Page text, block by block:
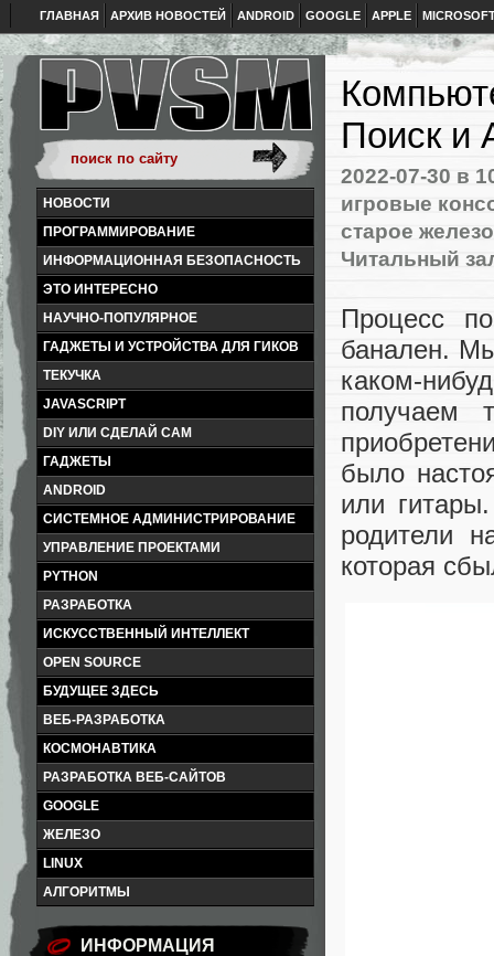
ГЛАВНАЯ АРХИВ НОВОСТЕЙ ANDROID GOOGLE APPLE
НОВОСТИ
ПРОГРАММИРОВАНИЕ
ИНФОРМАЦИОННАЯ БЕЗОПАСНОСТЬ
ЭТО ИНТЕРЕСНО
НАУЧНО-ПОПУЛЯРНОЕ
ГАДЖЕТЫ И УСТРОЙСТВА ДЛЯ ГИКОВ
ТЕКУЧКА
JAVASCRIPT
DIY ИЛИ СДЕЛАЙ САМ
ГАДЖЕТЫ
ANDROID
СИСТЕМНОЕ АДМИНИСТРИРОВАНИЕ
УПРАВЛЕНИЕ ПРОЕКТАМИ
PYTHON
РАЗРАБОТКА
ИСКУССТВЕННЫЙ ИНТЕЛЛЕКТ
OPEN SOURCE
БУДУЩЕЕ ЗДЕСЬ
ВЕБ-РАЗРАБОТКА
КОСМОНАВТИКА
РАЗРАБОТКА ВЕБ-САЙТОВ
GOOGLE
ЖЕЛЕЗО
LINUX
АЛГОРИТМЫ
ИНФОРМАЦИЯ
Поиск и
2022-07-30 в
игровые
старое железо
Читальный
Процесс
банален.
каком-
получаем
было
или
родители
которая